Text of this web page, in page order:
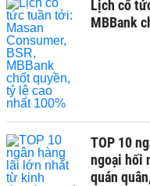
Lịch cổ
MBBank
TOP 10
ngoại hối
quán